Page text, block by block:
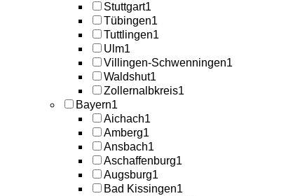
Stuttgart1
Tübingen1
Tuttlingen1
Ulm1
Villingen-Schwenningen1
Waldshut1
Zollernalbkreis1
Bayern1
Aichach1
Amberg1
Ansbach1
Aschaffenburg1
Augsburg1
Bad Kissingen1